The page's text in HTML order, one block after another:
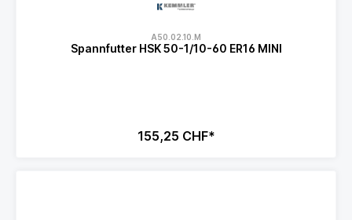
A50.02.10.M
Spannfutter HSK 50-1/10-60 ER16 MINI
155,25 CHF*